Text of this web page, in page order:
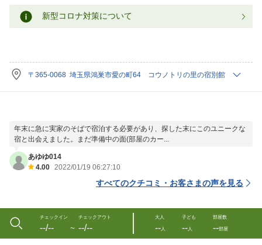
新型コロナ対策について
〒365-0068 埼玉県鴻巣市愛の町64 コウノトリの里の宿別館
年末に急に実家のそばで宿泊する必要があり、探した末にこのユニークな
宿と出会えました。まだ準備中の面(部屋のカー...
あゆゆ014
4.00 2022/01/19 06:27:10
すべてのクチコミ・お客さまの声を見る
チェックイン
--/-- 〜
チェックアウト
--/--
大人
--人
子ども
--人
部屋数
--部屋